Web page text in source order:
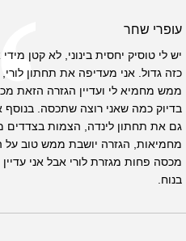
עופרי שחר
יש לי טוסיק יחסית בינוני, לא קטן
כזה גדול. אני מעדיפה את תחתון לורי,
ממש מחמיא לי ועדיין הגזרה הזאת
בדיוק כמה שאני רוצה שתכסה. בנוסף
גם את תחתון לינדה, הצמות בצדדים
מחמיאות, הגזרה יושבת ממש טוב על
מכסה פחות מגזרת לורי אבל אני
בנוח.